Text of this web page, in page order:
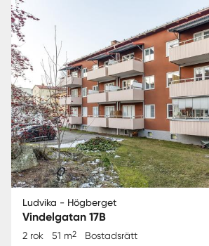
Ludvika - Högberget
Vindelgatan 17B
2 rok 51 m2 Bostadsrätt